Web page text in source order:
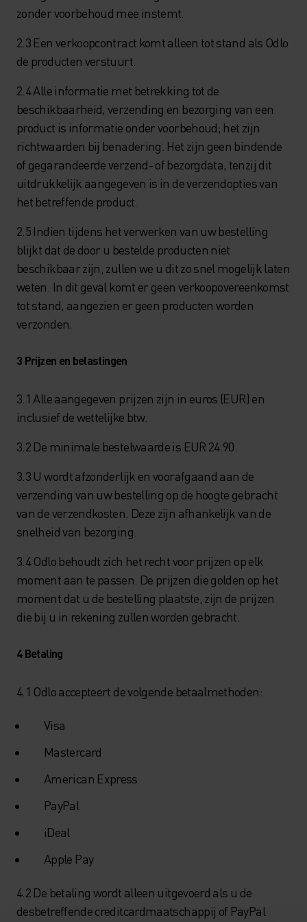
zonder voorbehoud mee instemt.
2.3 Een verkoopcontract komt alleen tot stand als Odlo
de producten verstuurt.
2.4 Alle informatie met betrekking tot de
beschikbaarheid, verzending en bezorging van een
product is informatie onder voorbehoud; het zijn
richtwaarden bij benadering. Het zijn geen bindende
of gegarandeerde verzend- of bezorgdata, tenzij dit
uitdrukkelijk aangegeven is in de verzendopties van
het betreffende product.
2.5 Indien tijdens het verwerken van uw bestelling
blijkt dat de door u bestelde producten niet
beschikbaar zijn, zullen we u dit zo snel mogelijk laten
weten. In dit geval komt er geen verkoopovereenkomst
tot stand, aangezien er geen producten worden
verzonden.
3 Prijzen en belastingen
3.1 Alle aangegeven prijzen zijn in euros (EUR) en
inclusief de wettelijke btw.
3.2 De minimale bestelwaarde is EUR 24.90.
3.3 U wordt afzonderlijk en voorafgaand aan de
verzending van uw bestelling op de hoogte gebracht
van de verzendkosten. Deze zijn afhankelijk van de
snelheid van bezorging.
3.4 Odlo behoudt zich het recht voor prijzen op elk
moment aan te passen. De prijzen die golden op het
moment dat u de bestelling plaatste, zijn de prijzen
die bij u in rekening zullen worden gebracht.
4 Betaling
4.1 Odlo accepteert de volgende betaalmethoden:
Visa
Mastercard
American Express
PayPal
iDeal
Apple Pay
4.2 De betaling wordt alleen uitgevoerd als u de
desbetreffende creditcardmaatschappij of PayPal